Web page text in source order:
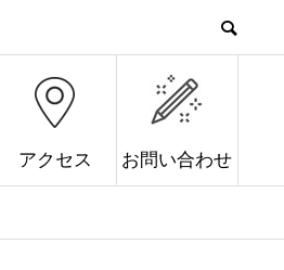
アクセス お問い合わせ